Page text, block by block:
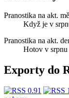
Pranostika na akt.
Když je v
Pranostika na akt.
Hotov v srpnu
Exporty do